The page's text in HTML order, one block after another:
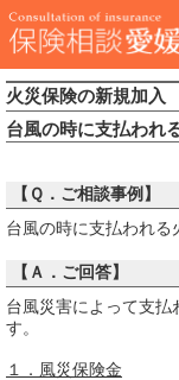
火災保険の新規加入
台風の時に支払われ
【Ｑ．ご相談事例】
台風の時に支払われる
【Ａ．ご回答】
台風災害によって支払
す。
１．風災保険金